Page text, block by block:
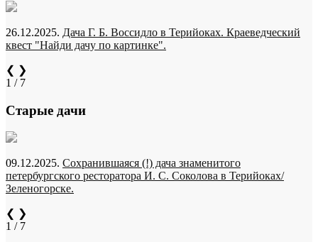
26.12.2025. Дача Г. Б. Воссидло в Терийоках. Краеведческий
квест "Найди дачу по картинке".
❮ ❯
1 / 7
Старые дачи
09.12.2025. Сохранившаяся (!) дача знаменитого
петербургского ресторатора И. С. Соколова в Терийоках/
Зеленогорске.
❮ ❯
1 / 7